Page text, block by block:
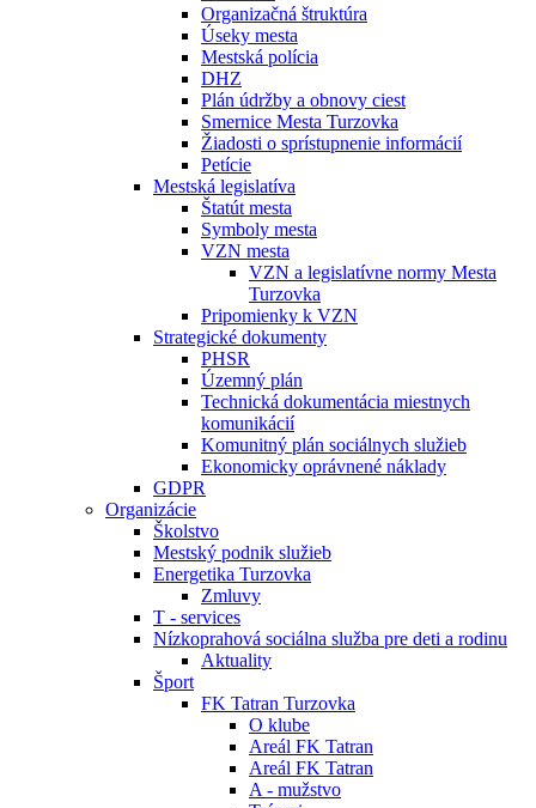
Organizačná štruktúra
Úseky mesta
Mestská polícia
DHZ
Plán údržby a obnovy ciest
Smernice Mesta Turzovka
Žiadosti o sprístupnenie informácií
Petície
Mestská legislatíva
Štatút mesta
Symboly mesta
VZN mesta
VZN a legislatívne normy Mesta
Turzovka
Pripomienky k VZN
Strategické dokumenty
PHSR
Územný plán
Technická dokumentácia miestnych
komunikácií
Komunitný plán sociálnych služieb
Ekonomicky oprávnené náklady
GDPR
Organizácie
Školstvo
Mestský podnik služieb
Energetika Turzovka
Zmluvy
T - services
Nízkoprahová sociálna služba pre deti a rodinu
Aktuality
Šport
FK Tatran Turzovka
O klube
Areál FK Tatran
Areál FK Tatran
A - mužstvo